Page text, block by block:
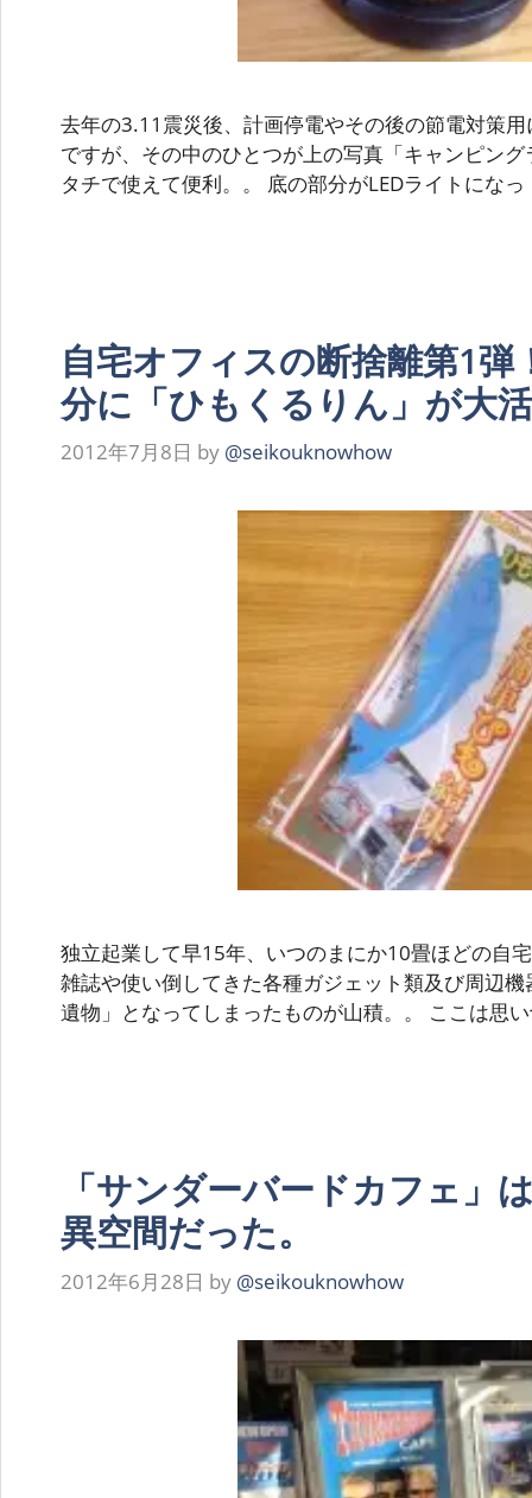
去年の3.11震災後、計画停電やその後の節電対策
ですが、その中のひとつが上の写真「キャンピン
タチで使えて便利。。 底の部分がLEDライトになっ
自宅オフィスの断捨離第1弾
分に「ひもくるりん」が大
2012年7月8日 by @seikouknowhow
独立起業して早15年、いつのまにか10畳ほどの自
雑誌や使い倒してきた各種ガジェット類及び周辺
遺物」となってしまったものが山積。。 ここは思
「サンダーバードカフェ」
異空間だった。
2012年6月28日 by @seikouknowhow